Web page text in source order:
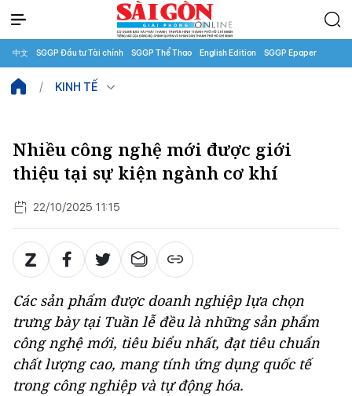
中文 SGGP Đầu tư Tài chính SGGP Thể Thao English Edition SGGP Epaper
KINH TẾ
Nhiều công nghệ mới được giới
thiệu tại sự kiện ngành cơ khí
22/10/2025 11:15
Các sản phẩm được doanh nghiệp lựa chọn
trưng bày tại Tuần lễ đều là những sản phẩm
công nghệ mới, tiêu biểu nhất, đạt tiêu chuẩn
chất lượng cao, mang tính ứng dụng quốc tế
trong công nghiệp và tự động hóa.